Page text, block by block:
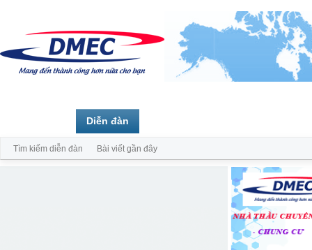
Diễn đàn
Tìm kiếm diễn đàn Bài viết gần đây